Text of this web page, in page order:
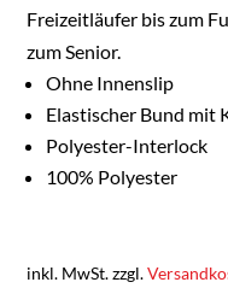
Freizeitläufer bis zum
zum Senior.
Ohne Innenslip
Elastischer Bund mit
Polyester-Interlock
100% Polyester
inkl. MwSt.zzgl.